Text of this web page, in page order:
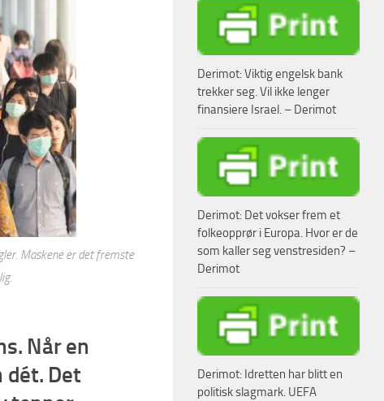
Maskene er det fremste
Når en
dét. Det
Derimot: Viktig engelsk bank
trekker seg. Vil ikke lenger
finansiere Israel. – Derimot
Derimot: Det vokser frem et
folkeopprør i Europa. Hvor er de
som kaller seg venstresiden? –
Derimot
Derimot: Idretten har blitt en
politisk slagmark. UEFA